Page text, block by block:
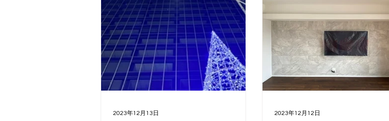
フロアコーティング お問合せ インスタグラム アンケート キッチン
TOTOシンラ グラフテクト キッチンハウス トイレ タイル
マンションオプション工事 インテリアオプション会 インテリア相談会
2023年12月13日 2023年12月12日